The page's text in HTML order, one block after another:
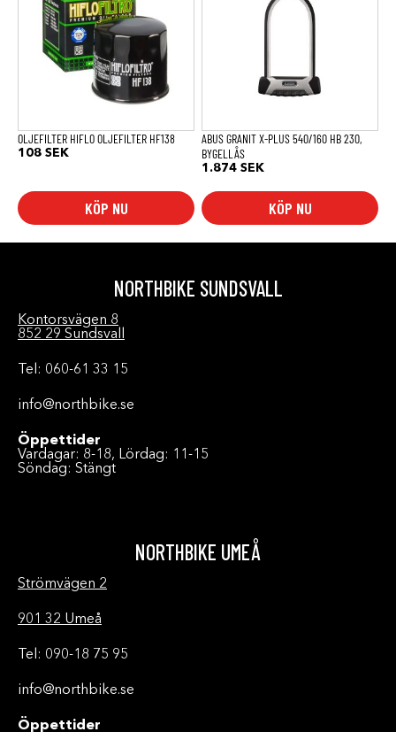
OLJEFILTER HIFLO OLJEFILTER HF138
108 SEK
KÖP NU
ABUS GRANIT X-PLUS 540/160 HB 230,
BYGELLÅS
1.874 SEK
KÖP NU
NORTHBIKE SUNDSVALL
Kontorsvägen 8
852 29 Sundsvall
Tel: 060-61 33 15
info@northbike.se
Öppettider
Vardagar: 8-18, Lördag: 11-15
Söndag: Stängt
NORTHBIKE UMEÅ
Strömvägen 2
901 32 Umeå
Tel: 090-18 75 95
info@northbike.se
Öppettider